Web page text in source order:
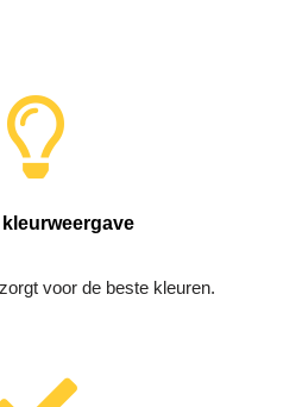
voor de beste kleuren.